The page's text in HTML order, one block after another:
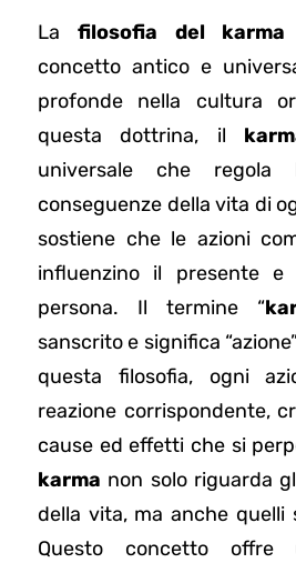
La filosofia del karma
concetto antico e
profonde nella cultura
questa dottrina, il
universale che
conseguenze della vita di
sostiene che le azioni
influenzino il presente
persona. Il termine “
sanscrito e significa
questa filosofia, ogni
reazione corrispondente,
cause ed effetti che si
karma non solo riguarda
della vita, ma anche quelli
Questo concetto offre